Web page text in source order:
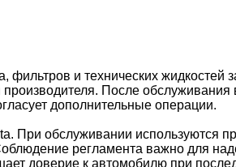
и технических жидкостей
После
дополнительные операции.
обслуживании используются
регламента важно для
доверие к автомобилю при